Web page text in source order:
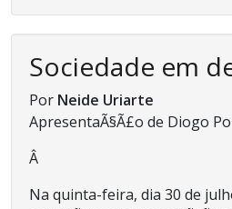
Sociedade em
Por Neide Uriarte
ApresentaÃ§Ã£o de Diogo
Â
Na quinta-feira, dia 30 de